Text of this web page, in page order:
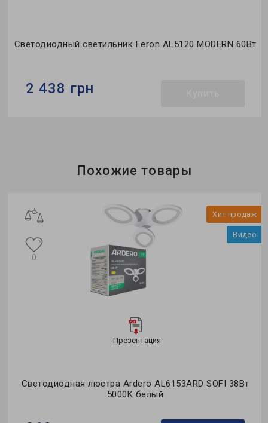
Светодиодный светильник Feron AL5120 MODERN 60Вт
2 438 грн
MODERN
Похожие товары
Хит продаж
Видео
Презентация
Светодиодная люстра Ardero AL6153ARD SOFI 38Вт
5000K белый
0